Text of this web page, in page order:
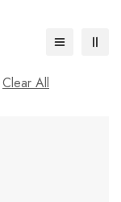
Clear All